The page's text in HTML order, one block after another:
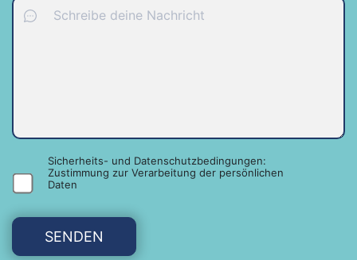
Sicherheits- und Datenschutzbedingungen:
Zustimmung zur Verarbeitung der persönlichen
Daten
SENDEN